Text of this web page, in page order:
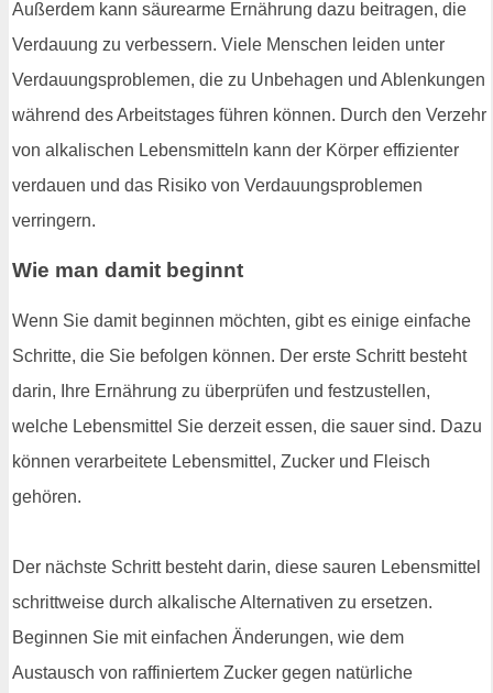
Außerdem kann säurearme Ernährung dazu beitragen, die
Verdauung zu verbessern. Viele Menschen leiden unter
Verdauungsproblemen, die zu Unbehagen und Ablenkungen
während des Arbeitstages führen können. Durch den Verzehr
von alkalischen Lebensmitteln kann der Körper effizienter
verdauen und das Risiko von Verdauungsproblemen
verringern.
Wie man damit beginnt
Wenn Sie damit beginnen möchten, gibt es einige einfache
Schritte, die Sie befolgen können. Der erste Schritt besteht
darin, Ihre Ernährung zu überprüfen und festzustellen,
welche Lebensmittel Sie derzeit essen, die sauer sind. Dazu
können verarbeitete Lebensmittel, Zucker und Fleisch
gehören.
Der nächste Schritt besteht darin, diese sauren Lebensmittel
schrittweise durch alkalische Alternativen zu ersetzen.
Beginnen Sie mit einfachen Änderungen, wie dem
Austausch von raffiniertem Zucker gegen natürliche